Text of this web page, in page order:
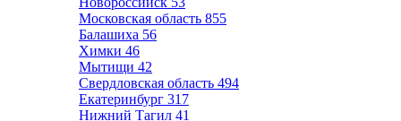
Московская область 855
Балашиха 56
Химки 46
Мытищи 42
Свердловская область 494
Екатеринбург 317
Нижний Тагил 41